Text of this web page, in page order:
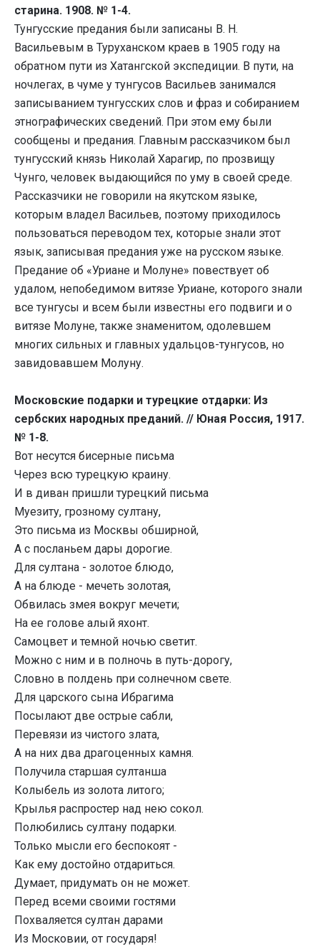
старина. 1908. № 1-4.
Тунгусские предания были записаны В. Н.
Васильевым в Туруханском краев в 1905 году на
обратном пути из Хатангской экспедиции. В пути, на
ночлегах, в чуме у тунгусов Васильев занимался
записыванием тунгусских слов и фраз и собиранием
этнографических сведений. При этом ему были
сообщены и предания. Главным рассказчиком был
тунгусский князь Николай Харагир, по прозвищу
Чунго, человек выдающийся по уму в своей среде.
Рассказчики не говорили на якутском языке,
которым владел Васильев, поэтому приходилось
пользоваться переводом тех, которые знали этот
язык, записывая предания уже на русском языке.
Предание об «Уриане и Молуне» повествует об
удалом, непобедимом витязе Уриане, которого знали
все тунгусы и всем были известны его подвиги и о
витязе Молуне, также знаменитом, одолевшем
многих сильных и главных удальцов-тунгусов, но
завидовавшем Молуну.
Московские подарки и турецкие отдарки: Из
сербских народных преданий. // Юная Россия, 1917.
№ 1-8.
Вот несутся бисерные письма
Через всю турецкую краину.
И в диван пришли турецкий письма
Муезиту, грозному султану,
Это письма из Москвы обширной,
А с посланьем дары дорогие.
Для султана - золотое блюдо,
А на блюде - мечеть золотая,
Обвилась змея вокруг мечети;
На ее голове алый яхонт.
Самоцвет и темной ночью светит.
Можно с ним и в полночь в путь-дорогу,
Словно в полдень при солнечном свете.
Для царского сына Ибрагима
Посылают две острые сабли,
Перевязи из чистого злата,
А на них два драгоценных камня.
Получила старшая султанша
Колыбель из золота литого;
Крылья распростер над нею сокол.
Полюбились султану подарки.
Только мысли его беспокоят -
Как ему достойно отдариться.
Думает, придумать он не может.
Перед всеми своими гостями
Похваляется султан дарами
Из Московии, от государя!